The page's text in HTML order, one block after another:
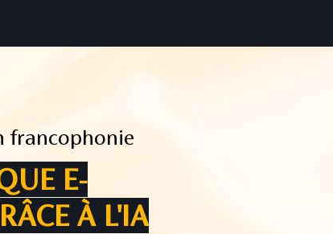
francophonie
E-
À L'IA